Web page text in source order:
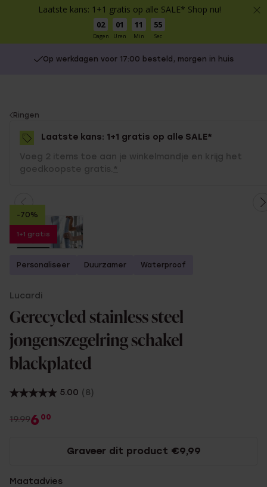
Laatste kans: 1+1 gratis op alle SALE* Shop nu!
02
Dagen
01
Uren
11
Min
55
Sec
Op werkdagen voor 17:00 besteld, morgen in huis
You
are
here:
Ringen
Laatste kans: 1+1 gratis op alle SALE*
Voeg 2 items toe aan je winkelmandje en krijg het
goedkoopste gratis. *
-70%
1+1 gratis
Personaliseer Duurzamer Waterproof
Lucardi
Gerecycled stainless steel
jongenszegelring schakel
blackplated
5.00 (8)
19.996 00
Graveer dit product €9,99
Maatadvies